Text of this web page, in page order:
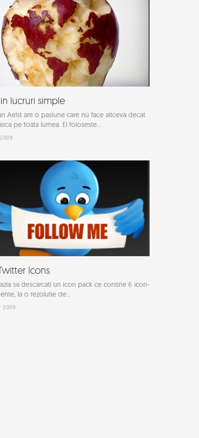
lucruri simple
Aelst are o pasiune care nu face altceva decat
pe toata lumea. El foloseste...
Icons
sa descarcati un icon pack ce contine 6 icon-
la o rezolutie de...
2009